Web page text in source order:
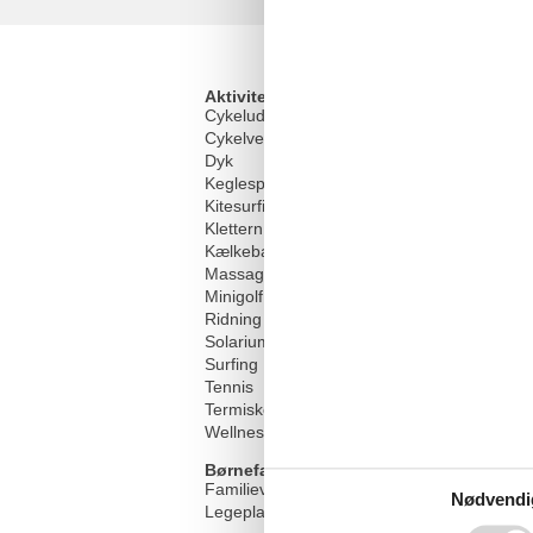
Aktivitetsfaciliteter
Cykeludlejning
Cykelvenlig
Dyk
Keglespil/Bowling
Kitesurfing
Klettern
Kælkebakke
Massage
Minigolf
Ridning
Solarium
Surfing
Tennis
Termiske behandlinger
Wellness tilbud
Børnefaciliteter
Familievenlig
Legeplads